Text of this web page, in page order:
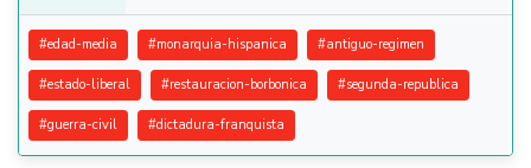
#edad-media #monarquia-hispanica #antiguo-regimen
#estado-liberal #restauracion-borbonica #segunda-republica
#guerra-civil #dictadura-franquista